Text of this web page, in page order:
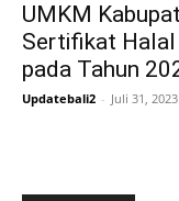
UMKM
Sertifikat Halal
pada Tahun
Updatebali2 - Juli 31, 2023